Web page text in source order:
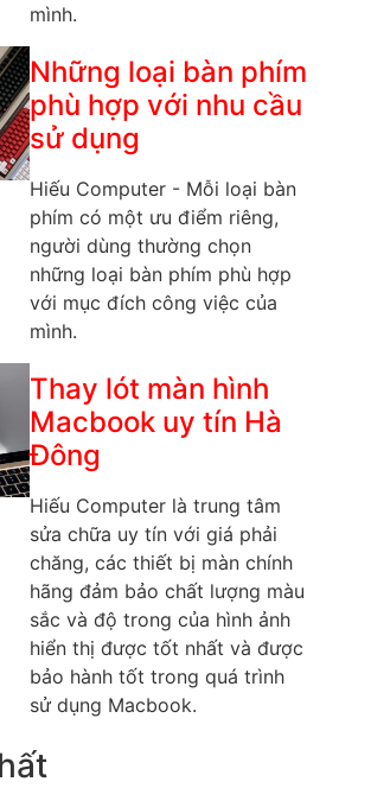
mình.
Những loại bàn phím
phù hợp với nhu cầu
sử dụng
Hiếu Computer - Mỗi loại bàn
phím có một ưu điểm riêng,
người dùng thường chọn
những loại bàn phím phù hợp
với mục đích công việc của
mình.
Thay lót màn hình
Macbook uy tín Hà
Đông
Hiếu Computer là trung tâm
sửa chữa uy tín với giá phải
chăng, các thiết bị màn chính
hãng đảm bảo chất lượng màu
sắc và độ trong của hình ảnh
hiển thị được tốt nhất và được
bảo hành tốt trong quá trình
sử dụng Macbook.